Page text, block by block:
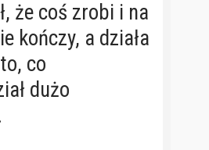
że coś zrobi i na
kończy, a działa
co
dużo